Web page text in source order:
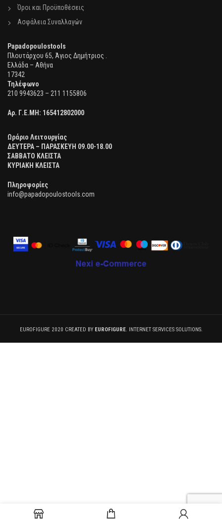
Όροι και Προϋποθέσεις
Ασφάλεια Συναλλαγών
Papadopoulostools
Πλουτάρχου 65, Άγιος Δημήτριος .
Ελλάδα – Αθήνα
17342
Τηλέφωνο
210 9943623 – 211 1155806
Αρ. Γ.Ε.ΜΗ: 165412802000
Ωράριο Λειτουργίας
ΔΕΥΤΕΡΑ – ΠΑΡΑΣΚΕΥΗ 09.00-18.00
ΣΑΒΒΑΤΟ ΚΛΕΙΣΤΑ
ΚΥΡΙΑΚΗ ΚΛΕΙΣΤΑ
Πληροφορίες
info@papadopoulostools.com
EUROFIGURE 2020 CREATED BY EUROFIGURE. INTERNET SERVICES SOLUTIONS.